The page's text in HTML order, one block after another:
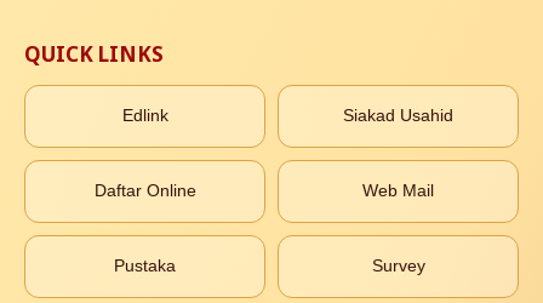
QUICK LINKS
Edlink Siakad Usahid
Daftar Online Web Mail
Pustaka Survey